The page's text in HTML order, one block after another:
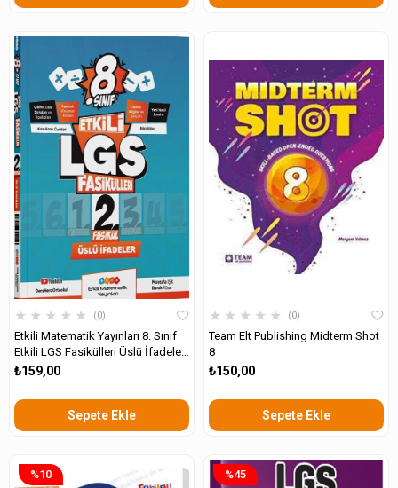
★ ★ ★ ★ ★ 0
Etkili Matematik Yayınları 8. Sınıf
Etkili LGS Fasikülleri Üslü İfadeler
2
₺159,00
Sepete Ekle
★ ★ ★ ★ ★ 0
Team Elt Publishing Midterm Shot
8
₺150,00
Sepete Ekle
%10 %45